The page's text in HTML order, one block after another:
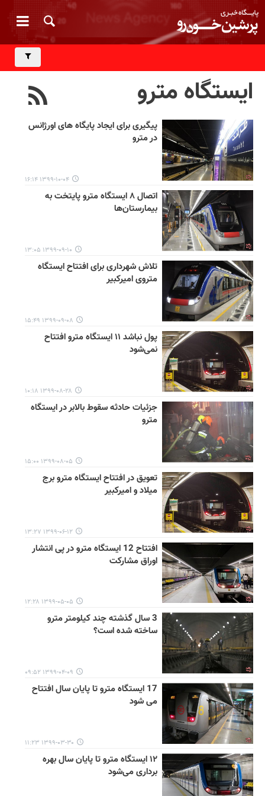
ایستگاه مترو
پیگیری برای ایجاد پایگاه های اورژانس
در مترو
۱۳۹۹-۱۰-۰۴ ۱۶:۱۴
اتصال ۸ ایستگاه مترو پایتخت به
بیمارستان‌ها
۱۳۹۹-۰۹-۱۰ ۱۳:۰۵
تلاش شهرداری برای افتتاح ایستگاه
متروی امیرکبیر
۱۳۹۹-۰۹-۰۸ ۱۵:۴۹
پول نباشد ۱۱ ایستگاه مترو افتتاح
نمی‌شود
۱۳۹۹-۰۸-۲۸ ۱۰:۱۸
جزئیات حادثه سقوط بالابر در ایستگاه
مترو
۱۳۹۹-۰۸-۰۵ ۱۵:۰۰
تعویق در افتتاح ایستگاه مترو برج
میلاد و امیرکبیر
۱۳۹۹-۰۶-۱۲ ۱۳:۲۷
افتتاح 12 ایستگاه‌ مترو در پی انتشار
اوراق مشارکت
۱۳۹۹-۰۵-۰۵ ۱۲:۲۸
3 سال گذشته چند کیلومتر مترو
ساخته شده است؟
۱۳۹۹-۰۴-۰۹ ۰۹:۵۲
17 ایستگاه مترو تا پایان سال افتتاح
می شود
۱۳۹۹-۰۳-۳۰ ۱۱:۲۳
۱۲ ایستگاه مترو تا پایان سال بهره
برداری می‌شود